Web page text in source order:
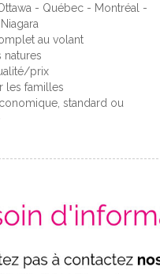
- Québec - Montréal -
au volant
natures
prix
les familles
standard ou